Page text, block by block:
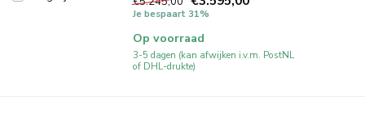
Je bespaart 31%
Op voorraad
3-5 dagen (kan afwijken i.v.m. PostNL
of DHL-drukte)